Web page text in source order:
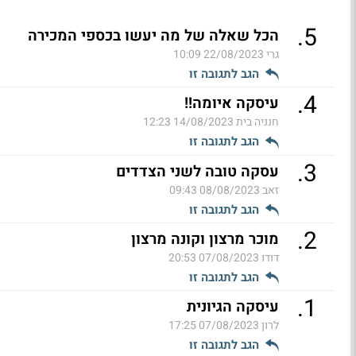
5
. הכל שאלה של מה יעשו בכספי המכירה
גרי22/08/2023 10:09
הגב לתגובה זו
4
. עיסקה איומה!!
חנניה בית14/08/2023 12:23
הגב לתגובה זו
3
. עסקה טובה לשני הצדדים
זאב08/08/2023 09:43
הגב לתגובה זו
2
. מוכר מרצון וקונה מרצון
דודו07/08/2023 20:53
הגב לתגובה זו
1
. עיסקה הגיונית
לרון07/08/2023 17:25
הגב לתגובה זו